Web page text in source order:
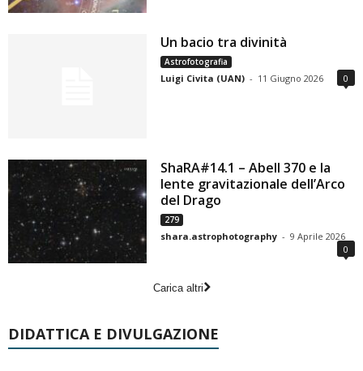
Un bacio tra divinità
Astrofotografia
Luigi Civita (UAN) - 11 Giugno 2026 0
ShaRA#14.1 – Abell 370 e la
lente gravitazionale dell’Arco
del Drago
279
shara.astrophotography - 9 Aprile 2026
0
Carica altri
DIDATTICA E DIVULGAZIONE